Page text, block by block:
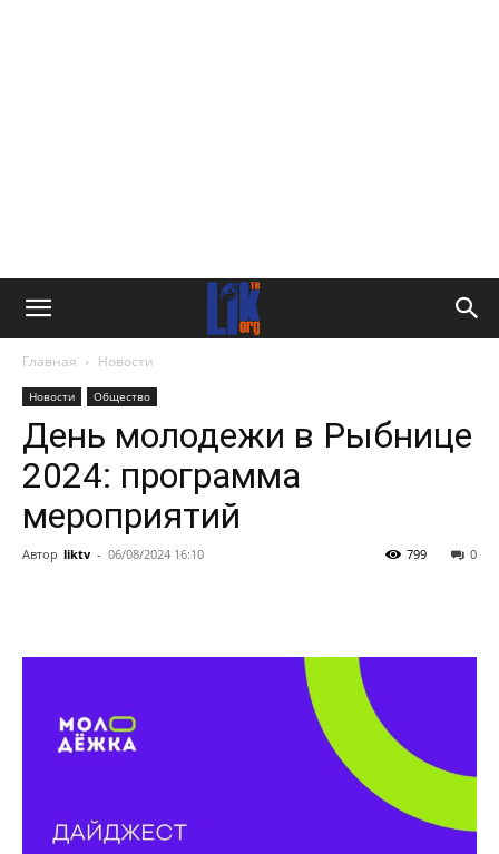
Главная Новости
Новости Общество
День молодежи в Рыбнице
2024: программа
мероприятий
Автор liktv - 06/08/2024 16:10 0
799